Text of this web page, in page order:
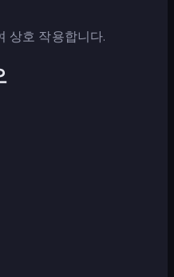
상호 작용합니다.